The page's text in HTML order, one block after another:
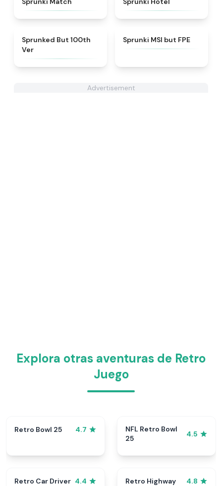
★
Sprunked But 100th
Ver
★
Sprunki MSI but FPE
Advertisement
Explora otras aventuras de Retro
Juego
Retro Bowl 25 4.7
NFL Retro Bowl
25
4.5
Retro Car Driver 4.4 Retro Highway 4.8